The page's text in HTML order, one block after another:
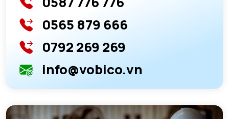
0565 879 666
0792 269 269
info@vobico.vn